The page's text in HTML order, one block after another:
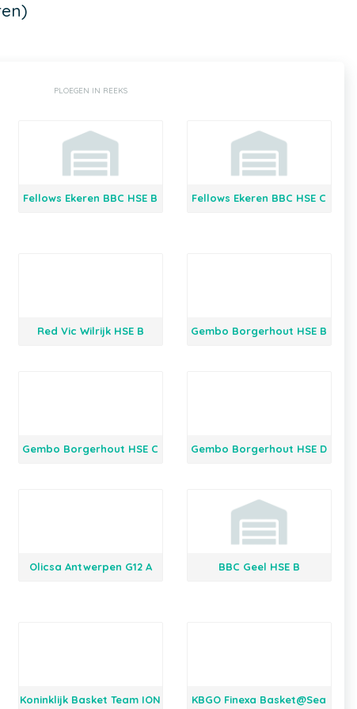
PLOEGEN IN REEKS
Fellows Ekeren BBC HSE B Fellows Ekeren BBC HSE C
Red Vic Wilrijk HSE B Gembo Borgerhout HSE B
Gembo Borgerhout HSE C Gembo Borgerhout HSE D
Olicsa Antwerpen G12 A BBC Geel HSE B
Koninklijk Basket Team ION
KBGO Finexa Basket@Sea